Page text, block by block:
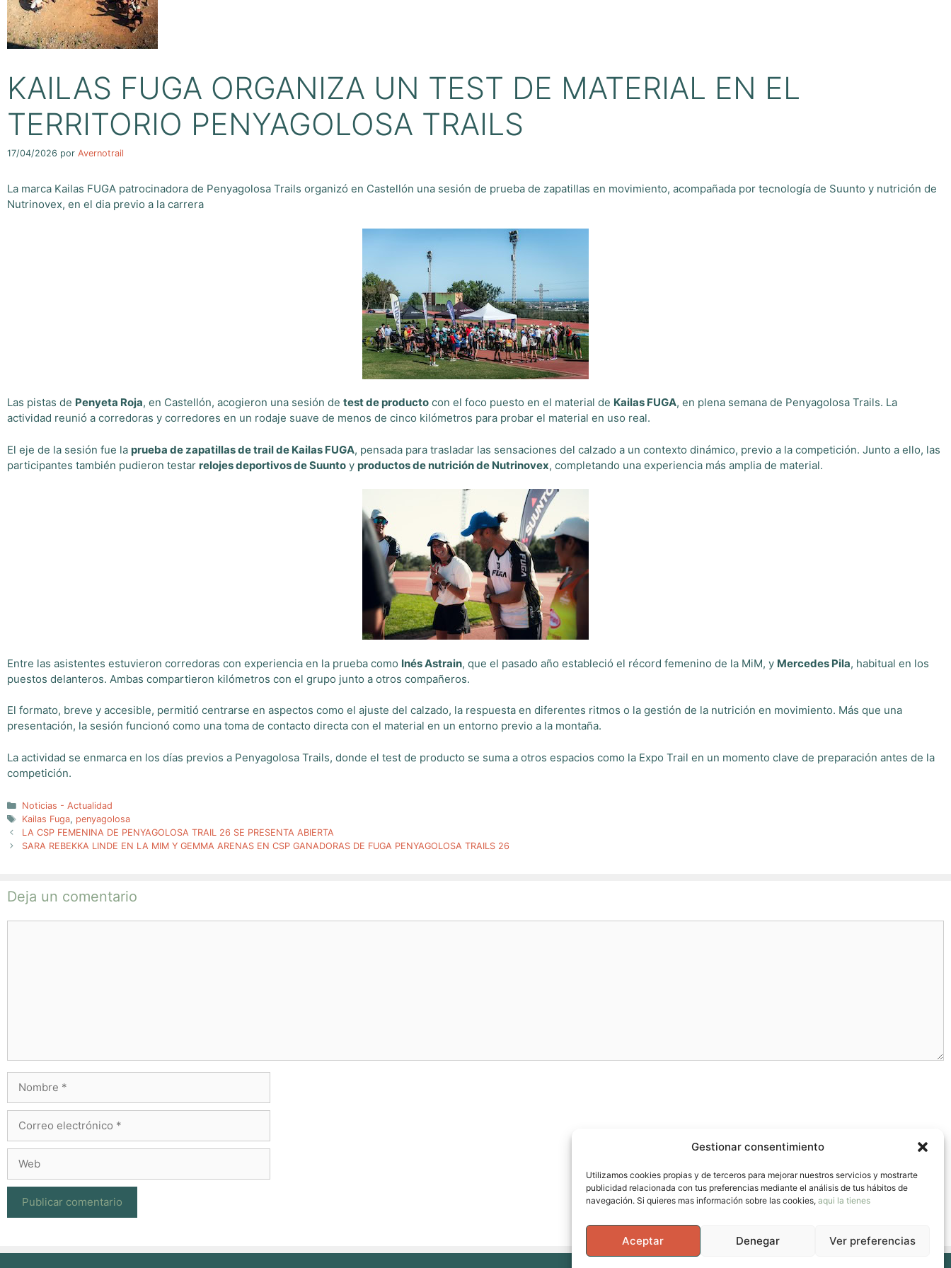
Gestionar consentimiento
Utilizamos cookies propias y de terceros para mejorar nuestros servicios y mostrarte
publicidad relacionada con tus preferencias mediante el análisis de tus hábitos de
navegación. Si quieres mas información sobre las cookies, aqui la tienes
Aceptar Denegar Ver preferencias
KAILAS FUGA ORGANIZA UN TEST DE MATERIAL EN EL
TERRITORIO PENYAGOLOSA TRAILS
17/04/2026 por Avernotrail
La marca Kailas FUGA patrocinadora de Penyagolosa Trails organizó en Castellón una sesión de prueba de zapatillas en movimiento, acompañada por tecnología de Suunto y nutrición de
Nutrinovex, en el dia previo a la carrera
Las pistas de Penyeta Roja, en Castellón, acogieron una sesión de test de producto con el foco puesto en el material de Kailas FUGA, en plena semana de Penyagolosa Trails. La
actividad reunió a corredoras y corredores en un rodaje suave de menos de cinco kilómetros para probar el material en uso real.
El eje de la sesión fue la prueba de zapatillas de trail de Kailas FUGA, pensada para trasladar las sensaciones del calzado a un contexto dinámico, previo a la competición. Junto a ello, las
participantes también pudieron testar relojes deportivos de Suunto y productos de nutrición de Nutrinovex, completando una experiencia más amplia de material.
Entre las asistentes estuvieron corredoras con experiencia en la prueba como Inés Astrain, que el pasado año estableció el récord femenino de la MiM, y Mercedes Pila, habitual en los
puestos delanteros. Ambas compartieron kilómetros con el grupo junto a otros compañeros.
El formato, breve y accesible, permitió centrarse en aspectos como el ajuste del calzado, la respuesta en diferentes ritmos o la gestión de la nutrición en movimiento. Más que una
presentación, la sesión funcionó como una toma de contacto directa con el material en un entorno previo a la montaña.
La actividad se enmarca en los días previos a Penyagolosa Trails, donde el test de producto se suma a otros espacios como la Expo Trail en un momento clave de preparación antes de la
competición.
Categorías
Noticias - Actualidad
Etiquetas
Kailas Fuga, penyagolosa
LA CSP FEMENINA DE PENYAGOLOSA TRAIL 26 SE PRESENTA ABIERTA
SARA REBEKKA LINDE EN LA MIM Y GEMMA ARENAS EN CSP GANADORAS DE FUGA PENYAGOLOSA TRAILS 26
Deja un comentario
electrónico